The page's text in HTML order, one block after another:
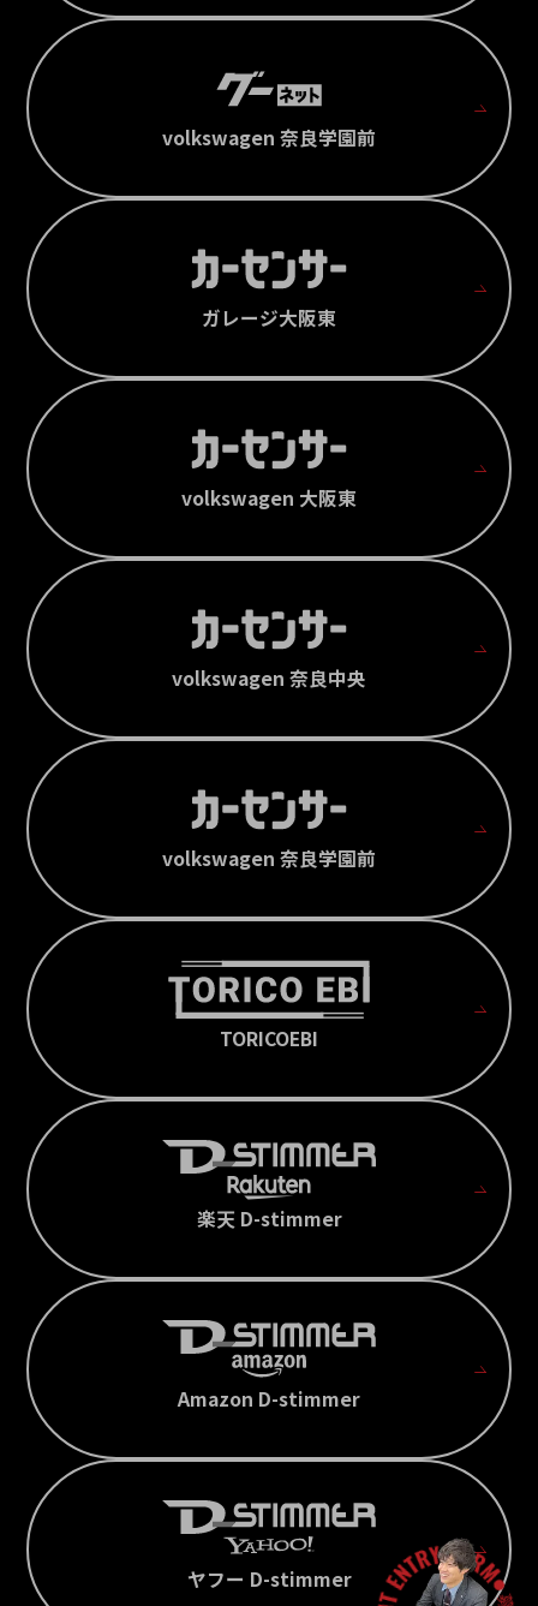
volkswagen 奈良学園前
ガレージ大阪東
volkswagen 大阪東
volkswagen 奈良中央
volkswagen 奈良学園前
TORICOEBI
楽天 D-stimmer
Amazon D-stimmer
ヤフー D-stimmer